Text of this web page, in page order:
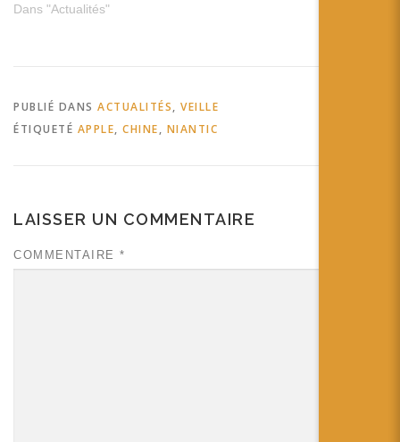
Dans "Actualités"
PUBLIÉ DANS ACTUALITÉS, VEILLE
ÉTIQUETÉ APPLE, CHINE, NIANTIC
LAISSER UN COMMENTAIRE
COMMENTAIRE *